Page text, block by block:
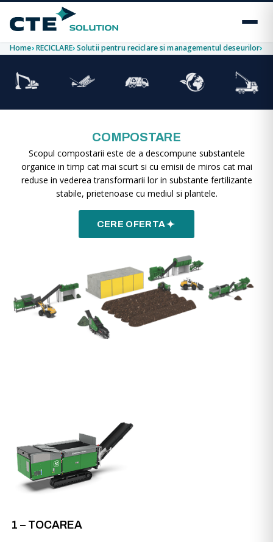
Home RECICLARE Solutii pentru reciclare si managementul deseurilor
COMPOSTARE
Scopul compostarii este de a descompune substantele
organice in timp cat mai scurt si cu emisii de miros cat mai
reduse in vederea transformarii lor in substante fertilizante
stabile, prietenoase cu mediul si plantele.
CERE OFERTA
1 – TOCAREA